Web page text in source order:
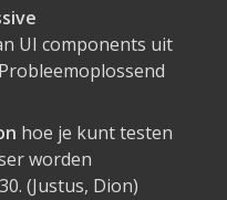
UI components uit
hoe je kunt testen
worden
(Justus, Dion)